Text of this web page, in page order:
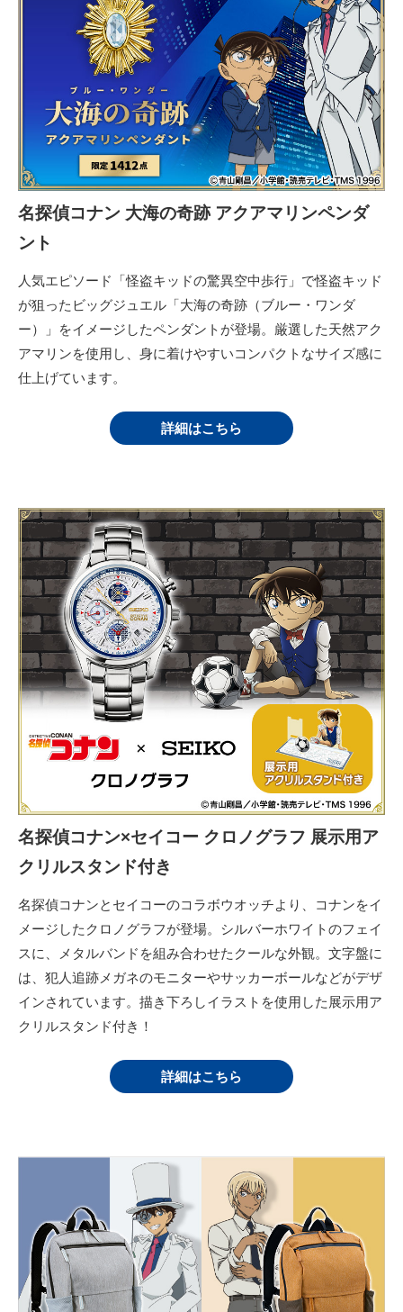
名探偵コナン 大海の奇跡 アクアマリンペンダ
ント
人気エピソード「怪盗キッドの驚異空中歩行」で怪盗キッド
が狙ったビッグジュエル「大海の奇跡（ブルー・ワンダ
ー）」をイメージしたペンダントが登場。厳選した天然アク
アマリンを使用し、身に着けやすいコンパクトなサイズ感に
仕上げています。
詳細はこちら
名探偵コナン×セイコー クロノグラフ 展示用ア
クリルスタンド付き
名探偵コナンとセイコーのコラボウオッチより、コナンをイ
メージしたクロノグラフが登場。シルバーホワイトのフェイ
スに、メタルバンドを組み合わせたクールな外観。文字盤に
は、犯人追跡メガネのモニターやサッカーボールなどがデザ
インされています。描き下ろしイラストを使用した展示用ア
クリルスタンド付き！
詳細はこちら